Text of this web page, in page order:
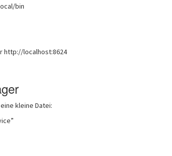
bin
http://localhost:8624
kleine Datei: